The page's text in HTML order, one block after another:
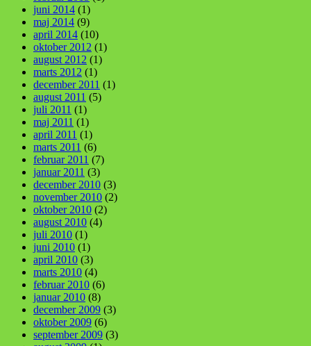
juni 2014 (1)
maj 2014 (9)
april 2014 (10)
oktober 2012 (1)
august 2012 (1)
marts 2012 (1)
december 2011 (1)
august 2011 (5)
juli 2011 (1)
maj 2011 (1)
april 2011 (1)
marts 2011 (6)
februar 2011 (7)
januar 2011 (3)
december 2010 (3)
november 2010 (2)
oktober 2010 (2)
august 2010 (4)
juli 2010 (1)
juni 2010 (1)
april 2010 (3)
marts 2010 (4)
februar 2010 (6)
januar 2010 (8)
december 2009 (3)
oktober 2009 (6)
september 2009 (3)